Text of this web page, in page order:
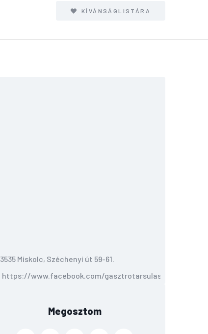
KÍVÁNSÁGLISTÁRA
3535 Miskolc, Széchenyi út 59-61.
https://www.facebook.com/gasztrotarsulas
Megosztom